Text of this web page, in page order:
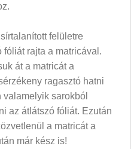
felületre
rajta a matricával.
át a matricát a
ragasztó hatni
sarokból
az átlátszó fóliát. Ezután
a matricát a
már kész is!